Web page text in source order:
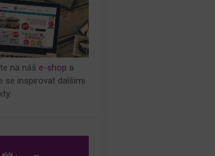
na náš e-shop a
se inspirovat dalšími